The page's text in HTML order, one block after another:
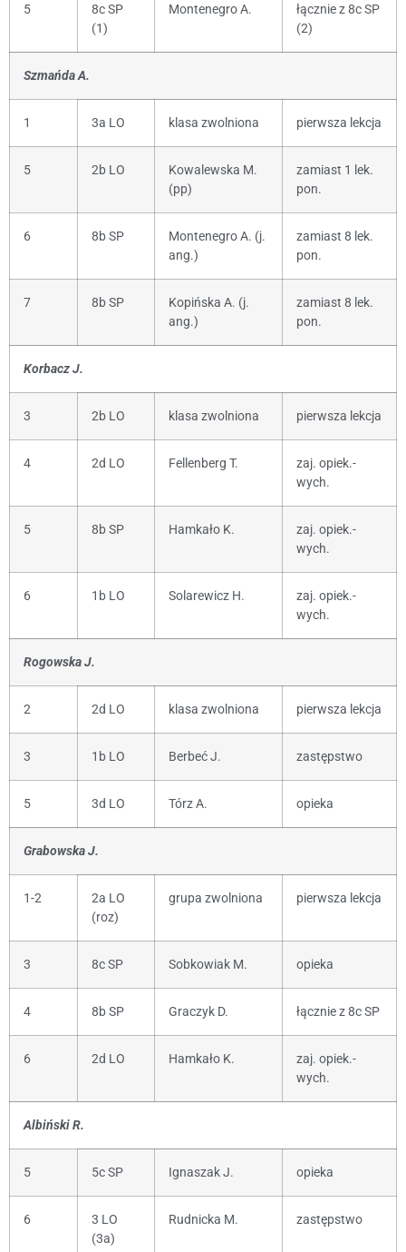
5
8c SP
(1)
Montenegro A.
łącznie z 8c SP
(2)
Szmańda A.
1 3a LO klasa zwolniona pierwsza lekcja
5 2b LO
Kowalewska M.
(pp)
zamiast 1 lek.
pon.
6 8b SP
Montenegro A. (j.
ang.)
zamiast 8 lek.
pon.
7 8b SP
Kopińska A. (j.
ang.)
zamiast 8 lek.
pon.
Korbacz J.
3 2b LO klasa zwolniona pierwsza lekcja
4 2d LO Fellenberg T.
zaj. opiek.-
wych.
5 8b SP Hamkało K.
zaj. opiek.-
wych.
6 1b LO Solarewicz H.
zaj. opiek.-
wych.
Rogowska J.
2 2d LO klasa zwolniona pierwsza lekcja
3 1b LO Berbeć J. zastępstwo
5 3d LO Tórz A. opieka
Grabowska J.
1-2
2a LO
(roz)
grupa zwolniona pierwsza lekcja
3 8c SP Sobkowiak M. opieka
4 8b SP Graczyk D. łącznie z 8c SP
6 2d LO Hamkało K.
zaj. opiek.-
wych.
Albiński R.
5 5c SP Ignaszak J. opieka
6
3 LO
(3a)
Rudnicka M. zastępstwo